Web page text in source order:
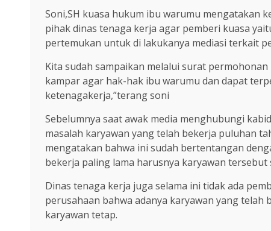
Soni,SH kuasa hukum ibu warumu mengatakan
pihak dinas tenaga kerja agar pemberi kuasa
pertemukan untuk di lakukanya mediasi terkait
Kita sudah sampaikan melalui surat
kampar agar hak-hak ibu warumu dan dapat
ketenagakerja,”terang soni
Sebelumnya saat awak media menghubungi
masalah karyawan yang telah bekerja puluhan
mengatakan bahwa ini sudah bertentangan
bekerja paling lama harusnya karyawan
Dinas tenaga kerja juga selama ini tidak ada
perusahaan bahwa adanya karyawan yang
karyawan tetap.